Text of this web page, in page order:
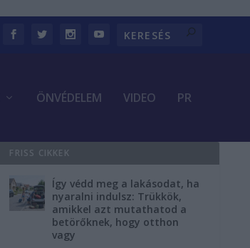
ÖNVÉDELEM VIDEO PR
FRISS CIKKEK
Így védd meg a lakásodat, ha
nyaralni indulsz: Trükkök,
amikkel azt mutathatod a
betörőknek, hogy otthon
vagy